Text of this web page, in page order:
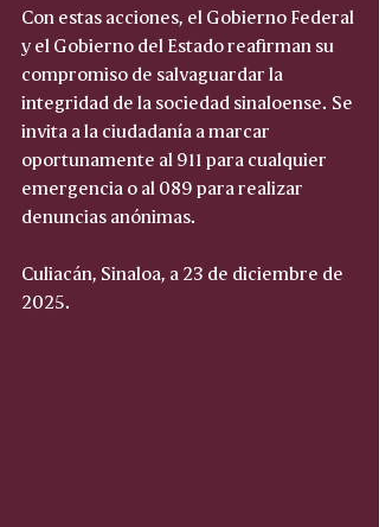
Con estas acciones, el Gobierno Federal
y el Gobierno del Estado reafirman su
compromiso de salvaguardar la
integridad de la sociedad sinaloense. Se
invita a la ciudadanía a marcar
oportunamente al 911 para cualquier
emergencia o al 089 para realizar
denuncias anónimas.
Culiacán, Sinaloa, a 23 de diciembre de
2025.